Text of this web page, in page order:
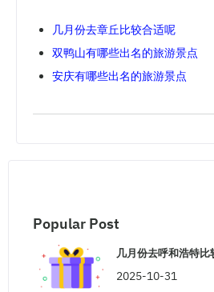
几月份去章丘比较合适呢
双鸭山有哪些出名的旅游景点
安庆有哪些出名的旅游景点
Popular Post
几月份去呼和浩特比
2025-10-31